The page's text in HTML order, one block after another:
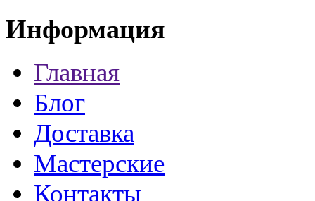
Информация
Главная
Блог
Доставка
Мастерские
Контакты